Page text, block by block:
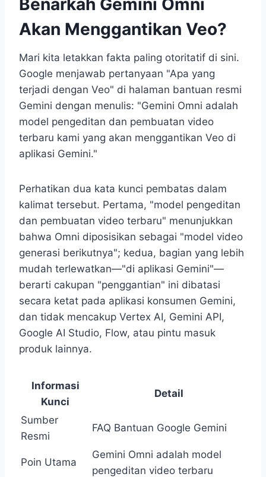
Benarkah Gemini Omni
Akan Menggantikan Veo?
Mari kita letakkan fakta paling otoritatif di sini.
Google menjawab pertanyaan "Apa yang
terjadi dengan Veo" di halaman bantuan resmi
Gemini dengan menulis: "Gemini Omni adalah
model pengeditan dan pembuatan video
terbaru kami yang akan menggantikan Veo di
aplikasi Gemini."
Perhatikan dua kata kunci pembatas dalam
kalimat tersebut. Pertama, "model pengeditan
dan pembuatan video terbaru" menunjukkan
bahwa Omni diposisikan sebagai "model video
generasi berikutnya"; kedua, bagian yang lebih
mudah terlewatkan—"di aplikasi Gemini"—
berarti cakupan "penggantian" ini dibatasi
secara ketat pada aplikasi konsumen Gemini,
dan tidak mencakup Vertex AI, Gemini API,
Google AI Studio, Flow, atau pintu masuk
produk lainnya.
Informasi
Kunci
Detail
Sumber
Resmi
FAQ Bantuan Google Gemini
Poin Utama
Gemini Omni adalah model
pengeditan video terbaru